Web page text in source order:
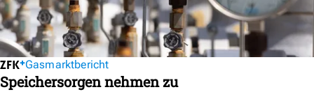
Gasmarktbericht
Speichersorgen nehmen zu